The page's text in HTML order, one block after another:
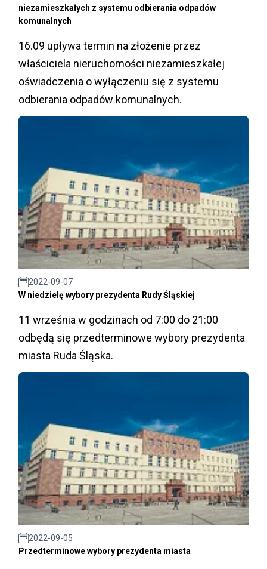
niezamieszkałych z systemu odbierania odpadów
komunalnych
16.09 upływa termin na złożenie przez
właściciela nieruchomości niezamieszkałej
oświadczenia o wyłączeniu się z systemu
odbierania odpadów komunalnych.
2022-09-07
W niedzielę wybory prezydenta Rudy Śląskiej
11 września w godzinach od 7:00 do 21:00
odbędą się przedterminowe wybory prezydenta
miasta Ruda Śląska.
2022-09-05
Przedterminowe wybory prezydenta miasta